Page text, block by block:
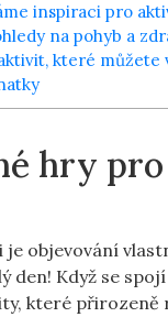
inspiraci⁤ pro
na pohyb a
které můžete
hry⁢
je objevování
den! Když se
které přirozeně